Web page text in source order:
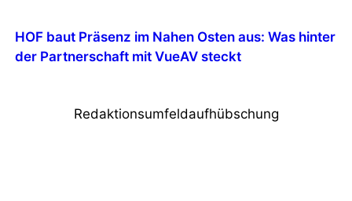
HOF baut Präsenz im Nahen Osten aus: Was hinter
der Partnerschaft mit VueAV steckt
Redaktionsumfeldaufhübschung